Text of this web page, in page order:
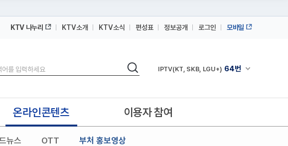
KTV 나누리 KTV소개 KTV소식 편성표 정보공개 로그인 모바일
색
검색 채널안내 펼쳐
IPTV(KT, SKB, LGU+) 64번
IPTV(KT, SKB, LGU+)
온라인콘텐츠
뉴스 OTT 부처 홍보영상
이용자 참여